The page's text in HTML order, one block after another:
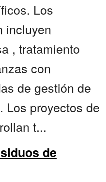
Los
incluyen
, tratamiento
con
de gestión de
Los proyectos de
t...
de